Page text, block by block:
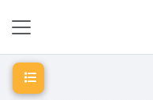
Відкритий